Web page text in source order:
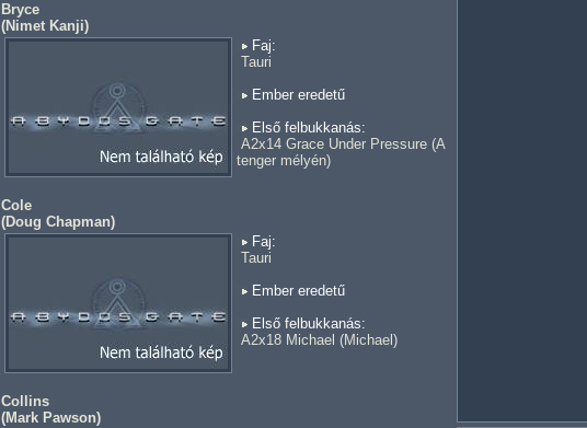
Bryce
(Nimet Kanji)
Faj:
Tauri
Ember eredetű
Első felbukkanás:
A2x14 Grace Under Pressure (A
tenger mélyén)
Cole
(Doug Chapman)
Faj:
Tauri
Ember eredetű
Első felbukkanás:
A2x18 Michael (Michael)
Collins
(Mark Pawson)